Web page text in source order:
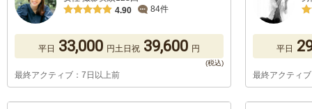
4.90
84件
平日 33,000 円土日祝 39,600 円
最終アクティブ：7日以上前
平日
最終アクティ